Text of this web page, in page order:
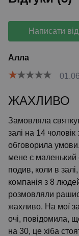
Написати
Алла
ЖАХЛИВО
Замовляла
залі на 14
обговорила
мене є маленький
подив, коли в
компанія з 8
розмовляли
жахливо. На мої
очі, повідомила,
на 30, це хіба